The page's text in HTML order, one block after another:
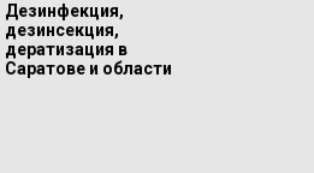
Дезинфекция,
дезинсекция,
дератизация в
Саратове и области